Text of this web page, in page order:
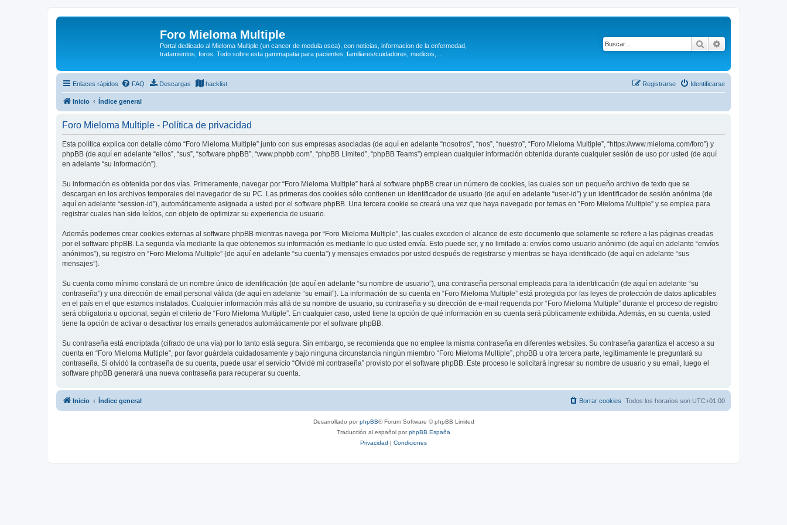
Foro Mieloma Multiple
Portal dedicado al Mieloma Multiple (un cancer de medula osea), con noticias, informacion de la enfermedad,
tratamientos, foros. Todo sobre esta gammapatia para pacientes, familiares/cuidadores, medicos,...
Buscar
Enlaces rápidos FAQ Descargas hacklist Identificarse
Registrarse
Inicio Índice general
Foro Mieloma Multiple - Política de privacidad
Esta política explica con detalle cómo “Foro Mieloma Multiple” junto con sus empresas asociadas (de aquí en adelante “nosotros”, “nos”, “nuestro”, “Foro Mieloma Multiple”, “https://www.mieloma.com/foro”) y
phpBB (de aquí en adelante “ellos”, “sus”, “software phpBB”, “www.phpbb.com”, “phpBB Limited”, “phpBB Teams”) emplean cualquier información obtenida durante cualquier sesión de uso por usted (de aquí
en adelante “su información”).
Su información es obtenida por dos vías. Primeramente, navegar por “Foro Mieloma Multiple” hará al software phpBB crear un número de cookies, las cuales son un pequeño archivo de texto que se
descargan en los archivos temporales del navegador de su PC. Las primeras dos cookies sólo contienen un identificador de usuario (de aquí en adelante “user-id”) y un identificador de sesión anónima (de
aquí en adelante “session-id”), automáticamente asignada a usted por el software phpBB. Una tercera cookie se creará una vez que haya navegado por temas en “Foro Mieloma Multiple” y se emplea para
registrar cuales han sido leídos, con objeto de optimizar su experiencia de usuario.
Además podemos crear cookies externas al software phpBB mientras navega por “Foro Mieloma Multiple”, las cuales exceden el alcance de este documento que solamente se refiere a las páginas creadas
por el software phpBB. La segunda vía mediante la que obtenemos su información es mediante lo que usted envía. Esto puede ser, y no limitado a: envíos como usuario anónimo (de aquí en adelante “envíos
anónimos”), su registro en “Foro Mieloma Multiple” (de aquí en adelante “su cuenta”) y mensajes enviados por usted después de registrarse y mientras se haya identificado (de aquí en adelante “sus
mensajes”).
Su cuenta como mínimo constará de un nombre único de identificación (de aquí en adelante “su nombre de usuario”), una contraseña personal empleada para la identificación (de aquí en adelante “su
contraseña”) y una dirección de email personal válida (de aquí en adelante “su email”). La información de su cuenta en “Foro Mieloma Multiple” está protegida por las leyes de protección de datos aplicables
en el país en el que estamos instalados. Cualquier información más allá de su nombre de usuario, su contraseña y su dirección de e-mail requerida por “Foro Mieloma Multiple” durante el proceso de registro
será obligatoria u opcional, según el criterio de “Foro Mieloma Multiple”. En cualquier caso, usted tiene la opción de qué información en su cuenta será públicamente exhibida. Además, en su cuenta, usted
tiene la opción de activar o desactivar los emails generados automáticamente por el software phpBB.
Su contraseña está encriptada (cifrado de una vía) por lo tanto está segura. Sin embargo, se recomienda que no emplee la misma contraseña en diferentes websites. Su contraseña garantiza el acceso a su
cuenta en “Foro Mieloma Multiple”, por favor guárdela cuidadosamente y bajo ninguna circunstancia ningún miembro “Foro Mieloma Multiple”, phpBB u otra tercera parte, legítimamente le preguntará su
contraseña. Si olvidó la contraseña de su cuenta, puede usar el servicio “Olvidé mi contraseña” provisto por el software phpBB. Este proceso le solicitará ingresar su nombre de usuario y su email, luego el
software phpBB generará una nueva contraseña para recuperar su cuenta.
Inicio Índice general Todos los horarios son UTC+01:00
Borrar cookies
Desarrollado porphpBB® Forum Software © phpBB Limited
Traducción al español porphpBB España
Privacidad | Condiciones